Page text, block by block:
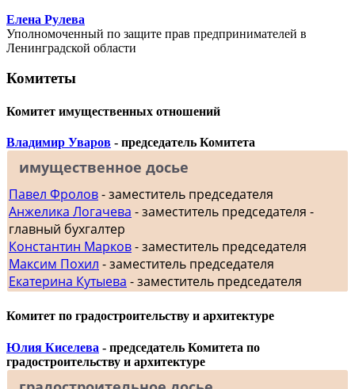
Елена Рулева
Уполномоченный по защите прав предпринимателей в
Ленинградской области
Комитеты
Комитет имущественных отношений
Владимир Уваров - председатель Комитета
имущественное досье
Павел Фролов- заместитель председателя
Анжелика Логачева - заместитель председателя -
главный бухгалтер
Константин Марков- заместитель председателя
Максим Похил - заместитель председателя
Екатерина Кутыева - заместитель председателя
Комитет по градостроительству и архитектуре
Юлия Киселева - председатель Комитета по
градостроительству и архитектуре